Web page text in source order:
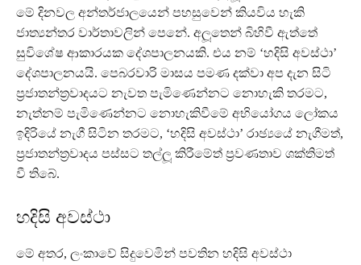
මේ දිනවල අන්තර්ජාලයෙන් පහසුවෙන් කියවිය හැකි
ජාත්‍යන්තර වාර්තාවලින් පෙනේ. අලූතෙන් බිහිවී ඇත්තේ
සුවිශේෂ ආකාරයක දේශපාලනයකි. එය නම් ‘හදිසි අවස්ථා’
දේශපාලනයයි. පෙබරවාරි මාසය පමණ දක්වා අප දැන සිටි
ප්‍රජාතන්ත්‍රවාදයට නැවත පැමිණෙන්නට නොහැකි තරමට,
නැත්නම් පැමිණෙන්නට නොහැකිවීමේ අභියෝගය ලෝකය
ඉදිරියේ නැගී සිටින තරමට, ‘හදිසි අවස්ථා’ රාඡ්‍යයේ නැගීමත්,
ප්‍රජාතන්ත්‍රවාදය පස්සට තල්ලූ කිරීමේත් ප්‍රවණතාව ශක්තිමත්
වී තිබේ.
හදිසි අවස්ථා
මේ අතර, ලංකාවේ සිදුවෙමින් පවතින හදිසි අවස්ථා